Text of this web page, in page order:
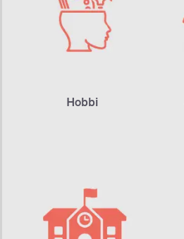
Hobbi